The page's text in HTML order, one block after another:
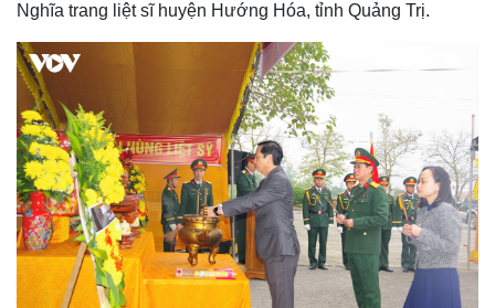
Nghĩa trang liệt sĩ huyện Hướng Hóa, tỉnh Quảng Trị.